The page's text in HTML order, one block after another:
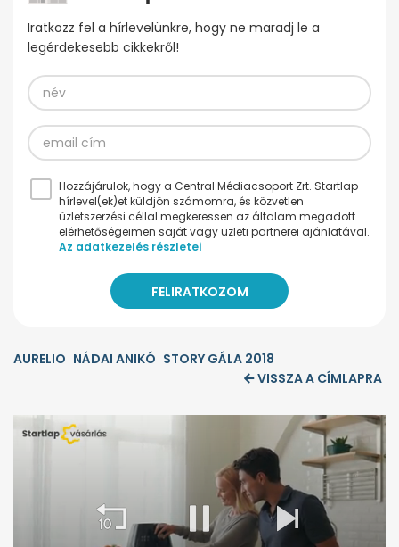
Iratkozz fel a hírlevelünkre, hogy ne maradj le a
legérdekesebb cikkekről!
Hozzájárulok, hogy a Central Médiacsoport Zrt. Startlap
hírlevel(ek)et küldjön számomra, és közvetlen
üzletszerzési céllal megkeressen az általam megadott
elérhetőségeimen saját vagy üzleti partnerei ajánlatával.
Az adatkezelés részletei
AURELIO NÁDAI ANIKÓ STORY GÁLA 2018
VISSZA A CÍMLAPRA